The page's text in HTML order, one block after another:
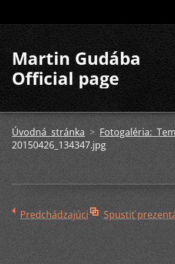
Martin Gudába
Official page
Úvodná stránka > Fotogaléria:
20150426_134347.jpg
Predchádzajúci Spustiť